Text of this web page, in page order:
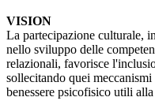
VISION
La partecipazione culturale,
nello sviluppo delle
relazionali, favorisce
sollecitando quei
benessere psicofisico utili